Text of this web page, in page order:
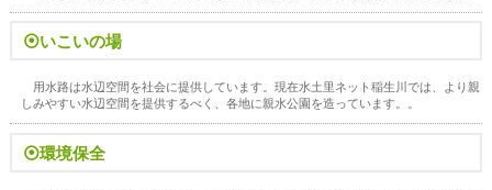
⦿いこいの場
用水路は水辺空間を社会に提供しています。現在水土里ネット稲生川では、より親
しみやすい水辺空間を提供するべく、各地に親水公園を造っています。。
⦿環境保全